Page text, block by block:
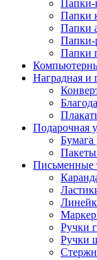
Папки
Папки
Папки-
Папки
Наградная и
Подарочная
Бумага
Письменные
Ручки
Ручки